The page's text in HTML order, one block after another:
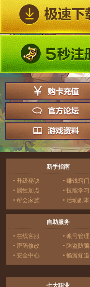
新手指南
• 升级秘诀
• 赚钱窍门
• 属性加点
• 技能学习
• 帮会家族
• 活动副本
自助服务
• 在线客服
• 账号管理
• 密码修改
• 防盗防骗
• 安全中心
• 畅游知道
七大职业